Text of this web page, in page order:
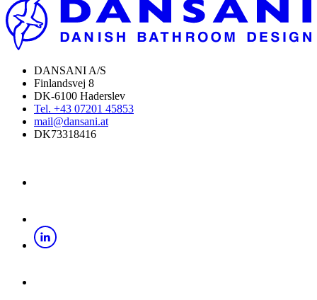
DANSANI A/S
Finlandsvej 8
DK-6100 Haderslev
Tel. +43 07201 45853
mail@dansani.at
DK73318416